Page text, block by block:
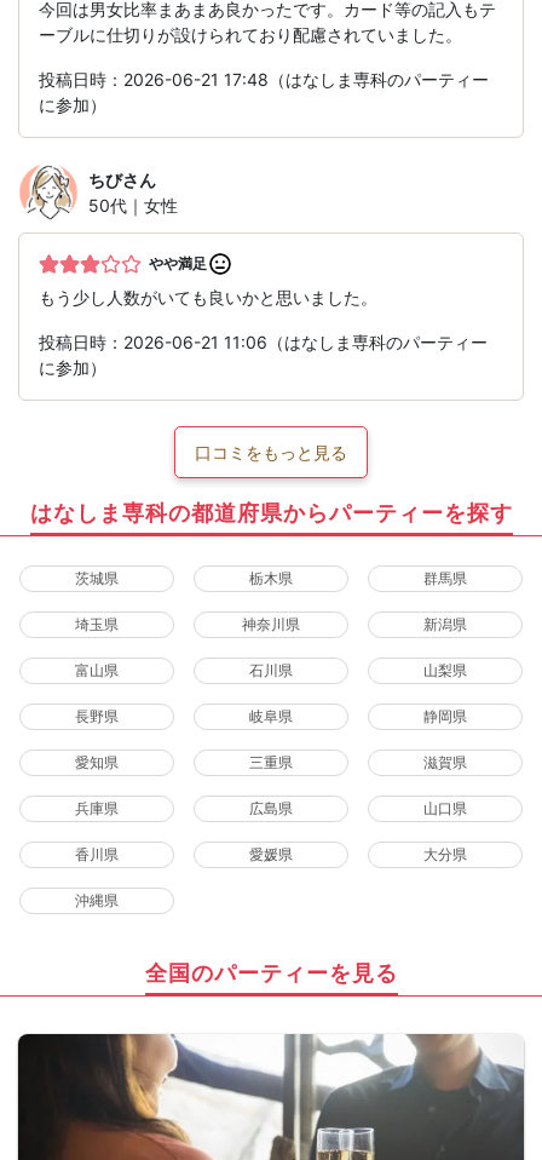
今回は男女比率まあまあ良かったです。カード等の記入もテ
ーブルに仕切りが設けられており配慮されていました。
投稿日時：2026-06-21 17:48（はなしま専科のパーティー
に参加）
ちびさん
50代｜女性
やや満足
もう少し人数がいても良いかと思いました。
投稿日時：2026-06-21 11:06（はなしま専科のパーティー
に参加）
口コミをもっと見る
はなしま専科の都道府県からパーティーを探す
茨城県 栃木県 群馬県
埼玉県 神奈川県 新潟県
富山県 石川県 山梨県
長野県 岐阜県 静岡県
愛知県 三重県 滋賀県
兵庫県 広島県 山口県
香川県 愛媛県 大分県
沖縄県
全国のパーティーを見る